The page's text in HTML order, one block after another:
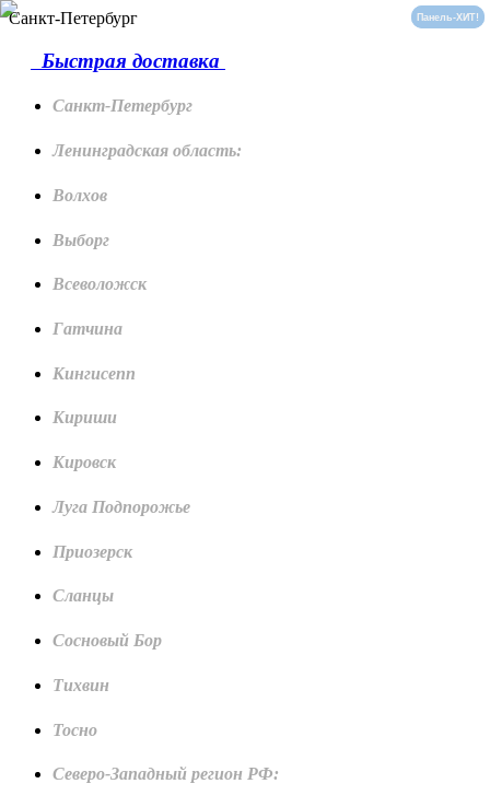
Санкт-Петербург
Быстрая доставка
Санкт-Петербург
Ленинградская область:
Волхов
Выборг
Всеволожск
Гатчина
Кингисепп
Кириши
Кировск
Луга Подпорожье
Приозерск
Сланцы
Сосновый Бор
Тихвин
Тосно
Северо-Западный регион РФ:
Панель-ХИТ!
Панель-ХИТ!